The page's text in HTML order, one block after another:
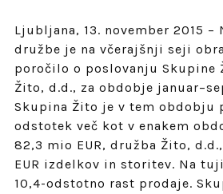
Ljubljana, 13. november 2015 –
družbe je na včerajšnji seji
poročilo o poslovanju Skupine
Žito, d.d., za obdobje
Skupina Žito je v tem obdobju
odstotek več kot v enakem
82,3 mio EUR, družba Žito,
EUR izdelkov in storitev. Na
10,4-odstotno rast prodaje.